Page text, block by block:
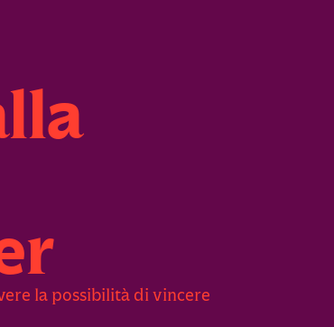
la possibilità di vincere